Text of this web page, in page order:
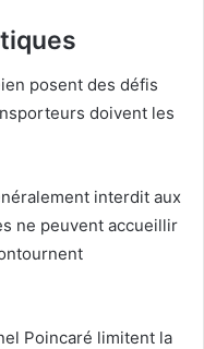
posent des défis
doivent les
interdit aux
ne peuvent accueillir
Poincaré limitent la